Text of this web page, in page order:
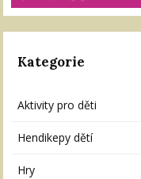
Kategorie
Aktivity pro děti
Hendikepy dětí
Hry